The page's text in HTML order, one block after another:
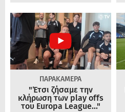
ΠΑΡΑΚΑΜΕΡΑ
"Έτσι ζήσαμε την
κλήρωση των play offs
του Europa League..."